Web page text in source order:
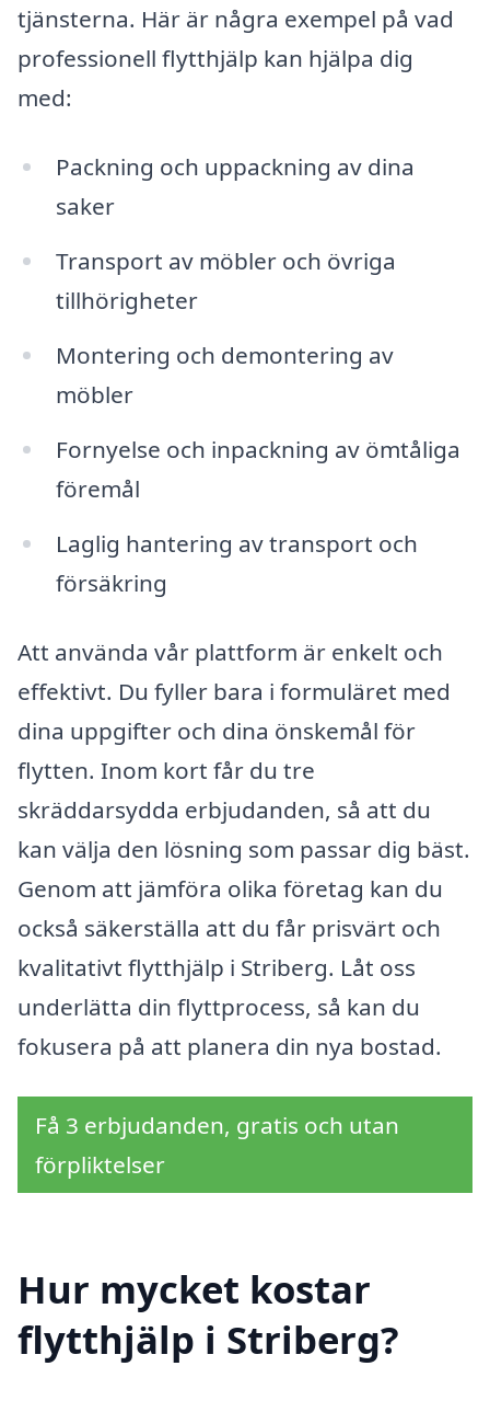
tjänsterna. Här är några exempel på vad
professionell flytthjälp kan hjälpa dig
med:
Packning och uppackning av dina
saker
Transport av möbler och övriga
tillhörigheter
Montering och demontering av
möbler
Fornyelse och inpackning av ömtåliga
föremål
Laglig hantering av transport och
försäkring
Att använda vår plattform är enkelt och
effektivt. Du fyller bara i formuläret med
dina uppgifter och dina önskemål för
flytten. Inom kort får du tre
skräddarsydda erbjudanden, så att du
kan välja den lösning som passar dig bäst.
Genom att jämföra olika företag kan du
också säkerställa att du får prisvärt och
kvalitativt flytthjälp i Striberg. Låt oss
underlätta din flyttprocess, så kan du
fokusera på att planera din nya bostad.
Få 3 erbjudanden, gratis och utan
förpliktelser
Hur mycket kostar
flytthjälp i Striberg?